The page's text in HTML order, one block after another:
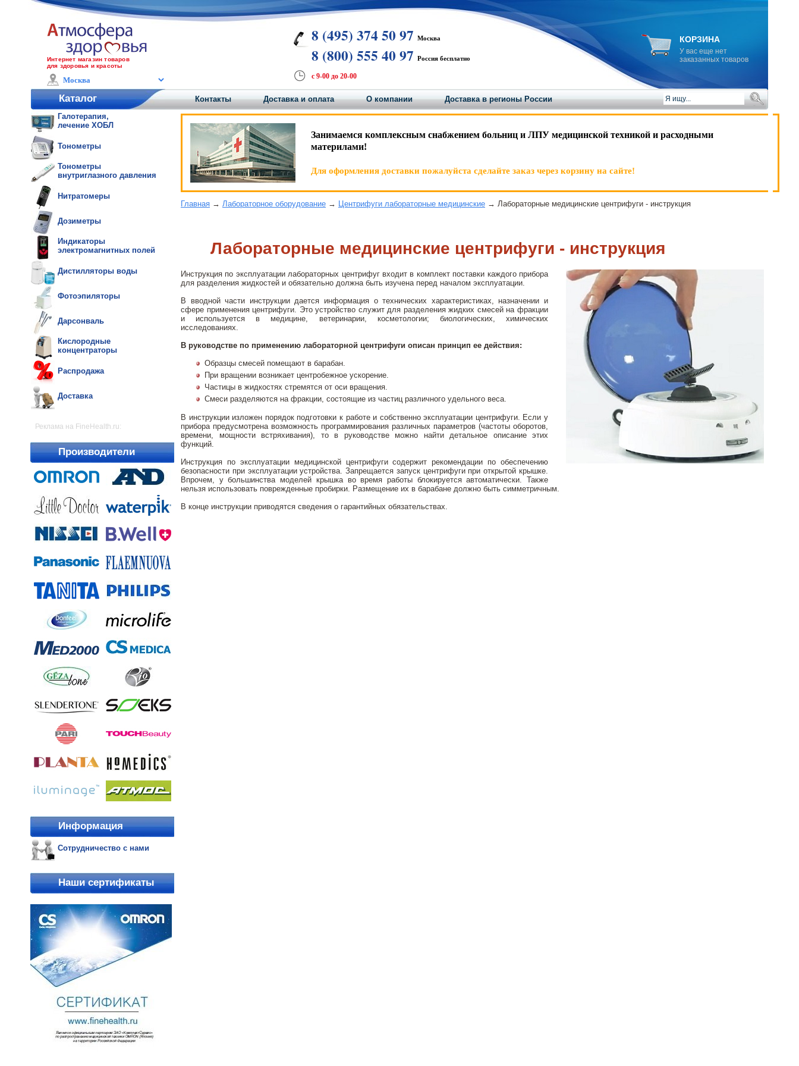
Интернет магазин товаров
для здоровья и красоты
8 (495) 374 50 97 Москва
8 (800) 555 40 97 Россия бесплатно
с 9-00 до 20-00
КОРЗИНА
У вас еще нет
заказанных товаров
Каталог Контакты Доставка и оплата О компании
Доставка в регионы России
Галотерапия,
лечение ХОБЛ
Тонометры
Тонометры
внутриглазного давления
Нитратомеры
Дозиметры
Индикаторы
электромагнитных полей
Дистилляторы воды
Фотоэпиляторы
Дарсонваль
Кислородные
концентраторы
Распродажа
Доставка
Реклама на FineHealth.ru:
Производители
Информация
Сотрудничество с нами
Наши сертификаты
Занимаемся комплексным снабжением больниц и ЛПУ медицинской техникой и расходными
материлами!
Для оформления доставки пожалуйста сделайте заказ через корзину на сайте!
Главная → Лабораторное оборудование → Центрифуги лабораторные медицинские → Лабораторные медицинские центрифуги - инструкция
Лабораторные медицинские центрифуги - инструкция
Инструкция по эксплуатации лабораторных центрифуг входит в комплект поставки каждого прибора
для разделения жидкостей и обязательно должна быть изучена перед началом эксплуатации.
В вводной части инструкции дается информация о технических характеристиках, назначении и
сфере применения центрифуги. Это устройство служит для разделения жидких смесей на фракции
и используется в медицине, ветеринарии, косметологии; биологических, химических
исследованиях.
В руководстве по применению лабораторной центрифуги описан принцип ее действия:
Образцы смесей помещают в барабан.
При вращении возникает центробежное ускорение.
Частицы в жидкостях стремятся от оси вращения.
Смеси разделяются на фракции, состоящие из частиц различного удельного веса.
В инструкции изложен порядок подготовки к работе и собственно эксплуатации центрифуги. Если у
прибора предусмотрена возможность программирования различных параметров (частоты оборотов,
времени, мощности встряхивания), то в руководстве можно найти детальное описание этих
функций.
Инструкция по эксплуатации медицинской центрифуги содержит рекомендации по обеспечению
безопасности при эксплуатации устройства. Запрещается запуск центрифуги при открытой крышке.
Впрочем, у большинства моделей крышка во время работы блокируется автоматически. Также
нельзя использовать поврежденные пробирки. Размещение их в барабане должно быть симметричным.
В конце инструкции приводятся сведения о гарантийных обязательствах.